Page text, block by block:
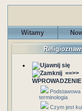
Witamy
==>>
WPROWADZENIE
Podstawowa
terminologia
Czym jest